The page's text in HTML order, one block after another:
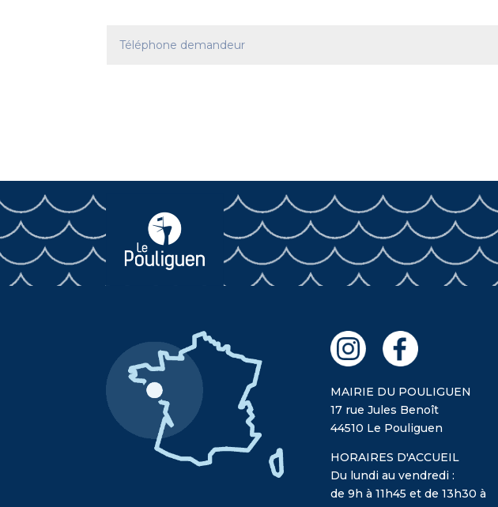
MAIRIE DU POULIGUEN
17 rue Jules Benoît
44510 Le Pouliguen
HORAIRES D'ACCUEIL
Du lundi au vendredi :
de 9h à 11h45 et de 13h30 à